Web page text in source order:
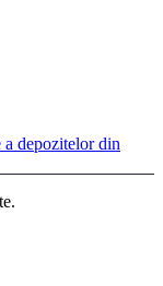
a depozitelor din